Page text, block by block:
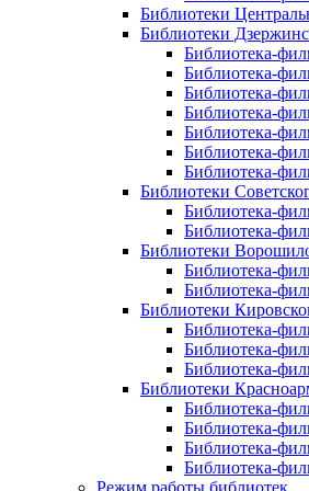
Библиотеки
Библиотеки
Библиотека-
Библиотека-
Библиотека-
Библиотека-
Библиотека-
Библиотека-
Библиотека-
Библиотеки
Библиотека-
Библиотека-
Библиотеки
Библиотека-
Библиотека-
Библиотеки
Библиотека-
Библиотека-
Библиотека-
Библиотеки
Библиотека-
Библиотека-
Библиотека-
Библиотека-
Режим работы библиотек